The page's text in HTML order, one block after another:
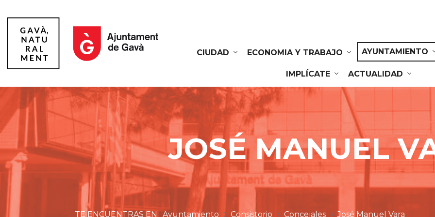
CIUDAD
ECONOMIA Y TRABAJO AYUNTAMIENTO
IMPLÍCATE ACTUALIDAD
JOSÉ MANUEL
Ayuntamiento Consistorio Concejales José Manuel Vara